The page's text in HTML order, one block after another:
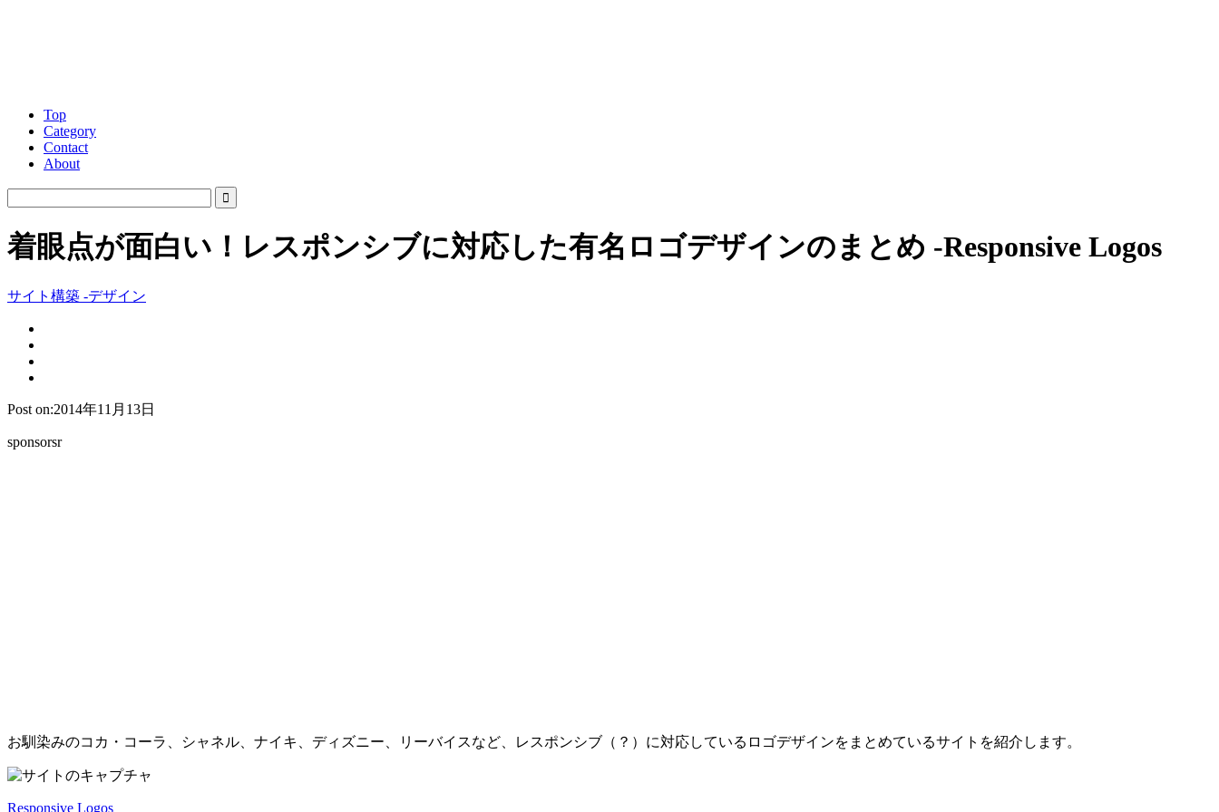
Top
Category
Contact
About
着眼点が面白い！レスポンシブに対応した有名ロゴデザインのまとめ -Responsive Logos
サイト構築 -デザイン
Post on:2014年11月13日
sponsorsr
お馴染みのコカ・コーラ、シャネル、ナイキ、ディズニー、リーバイスなど、レスポンシブ（？）に対応しているロゴデザインをまとめているサイトを紹介します。
Responsive Logos